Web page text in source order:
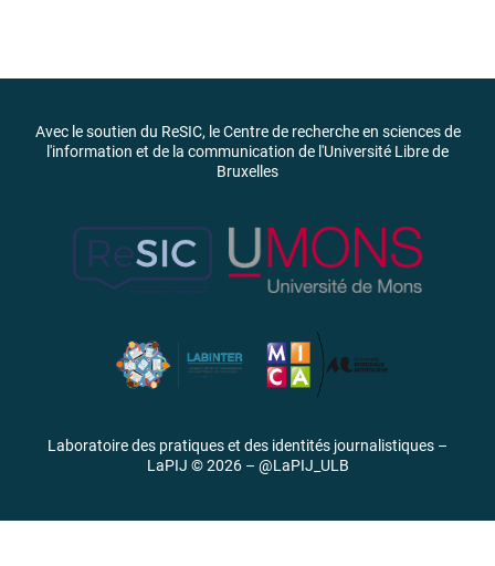
Avec le soutien du ReSIC, le Centre de recherche en sciences de
l'information et de la communication de l'Université Libre de
Bruxelles
Laboratoire des pratiques et des identités journalistiques –
LaPIJ © 2026 – @LaPIJ_ULB